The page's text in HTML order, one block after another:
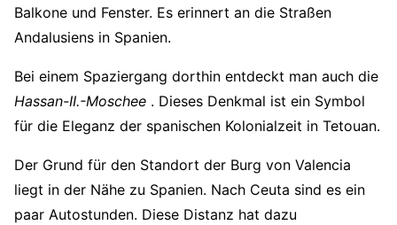
Balkone und Fenster. Es erinnert an die Straßen
Andalusiens in Spanien.
Bei einem Spaziergang dorthin entdeckt man auch die
Hassan-II.-Moschee . Dieses Denkmal ist ein Symbol
für die Eleganz der spanischen Kolonialzeit in Tetouan.
Der Grund für den Standort der Burg von Valencia
liegt in der Nähe zu Spanien. Nach Ceuta sind es ein
paar Autostunden. Diese Distanz hat dazu